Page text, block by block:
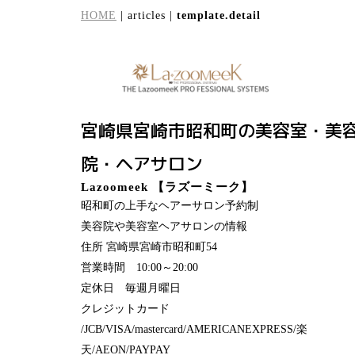
HOME | articles | template.detail
宮崎県宮崎市昭和町の美容室・美
院・ヘアサロン
Lazoomeek 【ラズーミーク】
昭和町の上手なヘアーサロン予約制
美容院や美容室ヘアサロンの情報
住所 宮崎県宮崎市昭和町54
営業時間 10:00～20:00
定休日 毎週月曜日
クレジットカード
/JCB/VISA/mastercard/AMERICANEXPRESS/楽
天/AEON/PAYPAY